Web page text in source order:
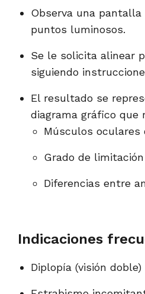
Observa una
puntos luminosos.
Se le solicita alinear
siguiendo
El resultado se
diagrama gráfico que
Músculos oculares
Grado de
Diferencias entre
Indicaciones
Diplopía (visión doble)